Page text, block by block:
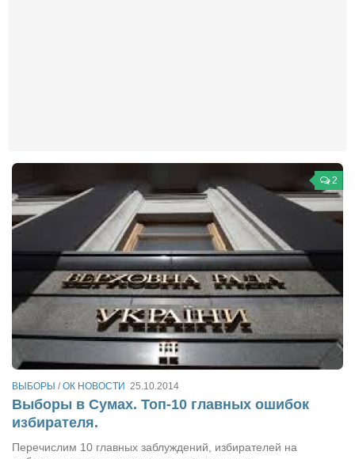
Деньги
Традиции
Опросы
Здоровье
Здоровый образ жизни
Сам себе доктор
Досье
2
ВЫБОРЫ /ОК НОВОСТИ 25.10.2014
Выборы в Сумах. Топ-10 главных ошибок
избирателя.
Перечислим 10 главных заблуждений, избирателей на